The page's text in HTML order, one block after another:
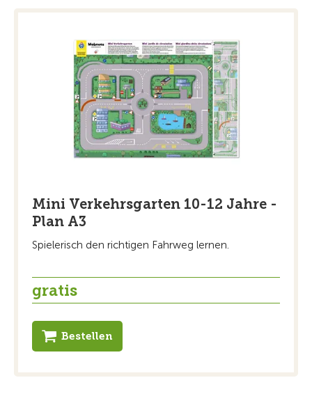
Mini Verkehrsgarten 10-12 Jahre -
Plan A3
Spielerisch den richtigen Fahrweg lernen.
gratis
Bestellen